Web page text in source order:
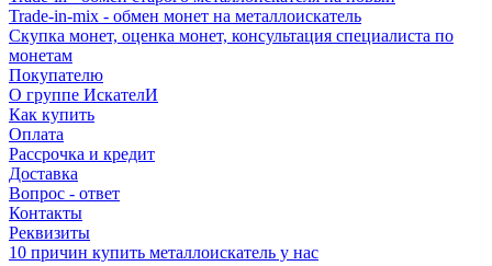
Trade-in-mix - обмен монет на металлоискатель
Скупка монет, оценка монет, консультация специалиста по
монетам
Покупателю
О группе ИскателИ
Как купить
Оплата
Рассрочка и кредит
Доставка
Вопрос - ответ
Контакты
Реквизиты
10 причин купить металлоискатель у нас